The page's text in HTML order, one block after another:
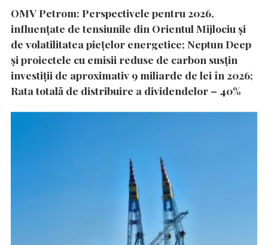
OMV Petrom: Perspectivele pentru 2026,
influențate de tensiunile din Orientul Mijlociu și
de volatilitatea piețelor energetice; Neptun Deep
și proiectele cu emisii reduse de carbon susțin
investiții de aproximativ 9 miliarde de lei în 2026;
Rata totală de distribuire a dividendelor – 40%